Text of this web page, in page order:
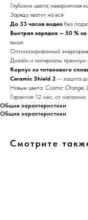
Глубокие цвета, невероятная
Заряда хватит на всё
До 33 часов видео без
Быстрая зарядка — 50 %
выше.
Оптимизированный
Дизайн и материалы премиум-
Корпус из титанового
Ceramic Shield 2 — защита
Новые цвета: Cosmic Orange,
Гарантия: 12 мес. от магазина
Общие характеристики
Общие характеристики
Смотрите